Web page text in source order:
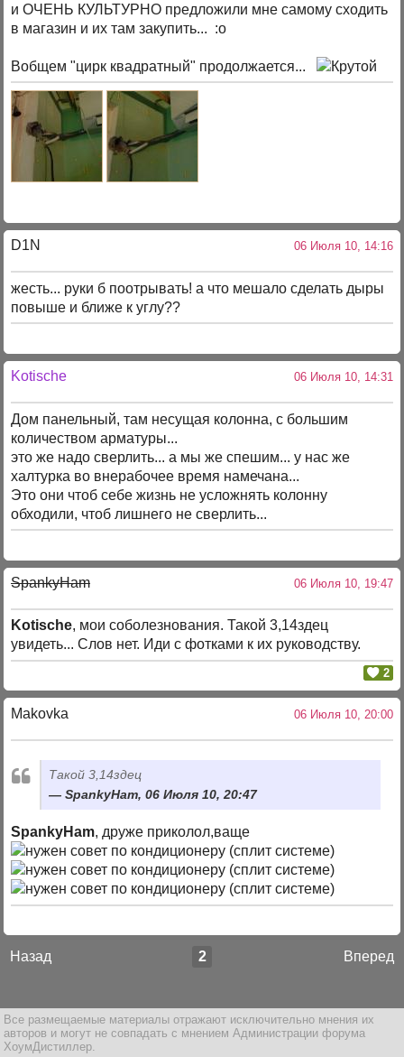
и ОЧЕНЬ КУЛЬТУРНО предложили мне самому сходить
в магазин и их там закупить... :o
Вобщем "цирк квадратный" продолжается...
D1N 06 Июля 10, 14:16
жесть... руки б поотрывать! а что мешало сделать дыры
повыше и ближе к углу??
Kotische 06 Июля 10, 14:31
Дом панельный, там несущая колонна, с большим
количеством арматуры...
это же надо сверлить... а мы же спешим... у нас же
халтурка во внерабочее время намечана...
Это они чтоб себе жизнь не усложнять колонну
обходили, чтоб лишнего не сверлить...
SpankyHam 06 Июля 10, 19:47
Kotische, мои соболезнования. Такой 3,14здец
увидеть... Слов нет. Иди с фотками к их руководству.
2
Makovka 06 Июля 10, 20:00
Такой 3,14здец
SpankyHam, 06 Июля 10, 20:47
SpankyHam, друже приколол,ваще
Назад Вперед
2
Все размещаемые материалы отражают исключительно мнения их
авторов и могут не совпадать с мнением Администрации форума
ХоумДистиллер.